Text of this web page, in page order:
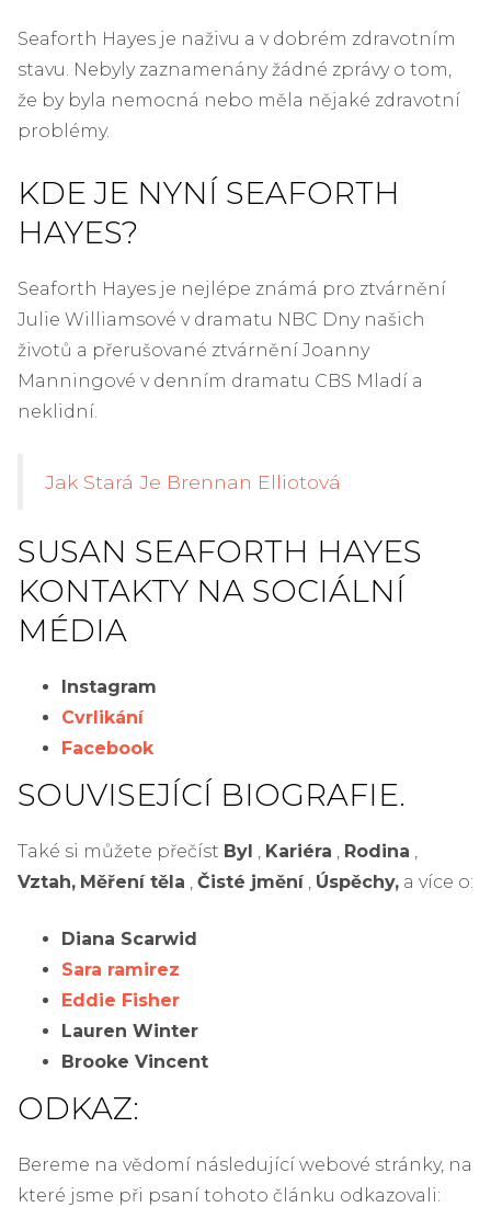
Seaforth Hayes je naživu a v dobrém zdravotním
stavu. Nebyly zaznamenány žádné zprávy o tom,
že by byla nemocná nebo měla nějaké zdravotní
problémy.
KDE JE NYNÍ SEAFORTH
HAYES?
Seaforth Hayes je nejlépe známá pro ztvárnění
Julie Williamsové v dramatu NBC Dny našich
životů a přerušované ztvárnění Joanny
Manningové v denním dramatu CBS Mladí a
neklidní.
Jak Stará Je Brennan Elliotová
SUSAN SEAFORTH HAYES
KONTAKTY NA SOCIÁLNÍ
MÉDIA
Instagram
Cvrlikání
Facebook
SOUVISEJÍCÍ BIOGRAFIE.
Také si můžete přečíst Byl , Kariéra , Rodina ,
Vztah, Měření těla , Čisté jmění, Úspěchy, a více o:
Diana Scarwid
Sara ramirez
Eddie Fisher
Lauren Winter
Brooke Vincent
ODKAZ:
Bereme na vědomí následující webové stránky, na
které jsme při psaní tohoto článku odkazovali: